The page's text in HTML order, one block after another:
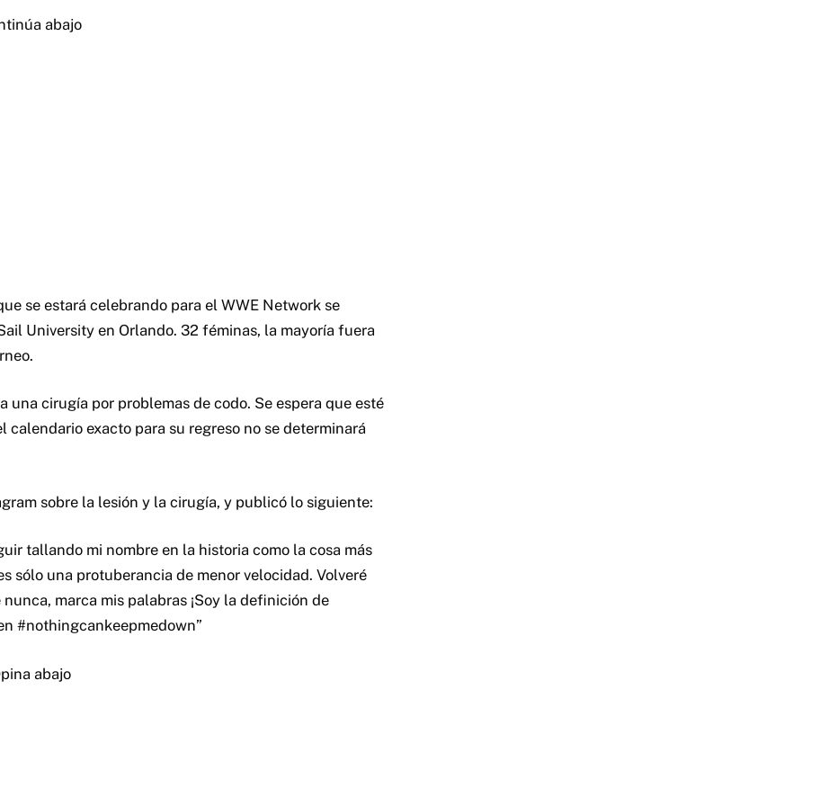
abajo
se estará celebrando para el WWE Network se
University en Orlando. 32 féminas, la mayoría fuera
una cirugía por problemas de codo. Se espera que esté
exacto para su regreso no se determinará
sobre la lesión y la cirugía, y publicó lo siguiente:
tallando mi nombre en la historia como la cosa más
sólo una protuberancia de menor velocidad. Volveré
marca mis palabras ¡Soy la definición de
#nothingcankeepmedown”
abajo